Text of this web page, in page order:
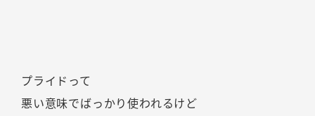
プライドって
悪い意味でばっかり使われるけど